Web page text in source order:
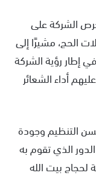
الشركة على
الحج، مشيرًا إلى
إطار رؤية الشركة
أداء الشعائر
التنظيم وجودة
الذي تقوم به
لحجاج بيت الله